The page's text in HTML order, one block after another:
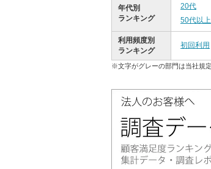
年代別
ランキング
20代
50代以上
利用頻度別
ランキング
初回利用
※文字がグレーの部門は当社規